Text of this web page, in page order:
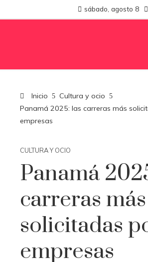
sábado, agosto 8
Inicio
Cultura y ocio
Panamá 2025: las carreras más
empresas
CULTURA Y OCIO
Panamá
carreras más
solicitadas
empresas